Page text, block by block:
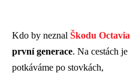
Kdo by neznal Škodu Octavia
první generace. Na cestách je
potkáváme po stovkách,